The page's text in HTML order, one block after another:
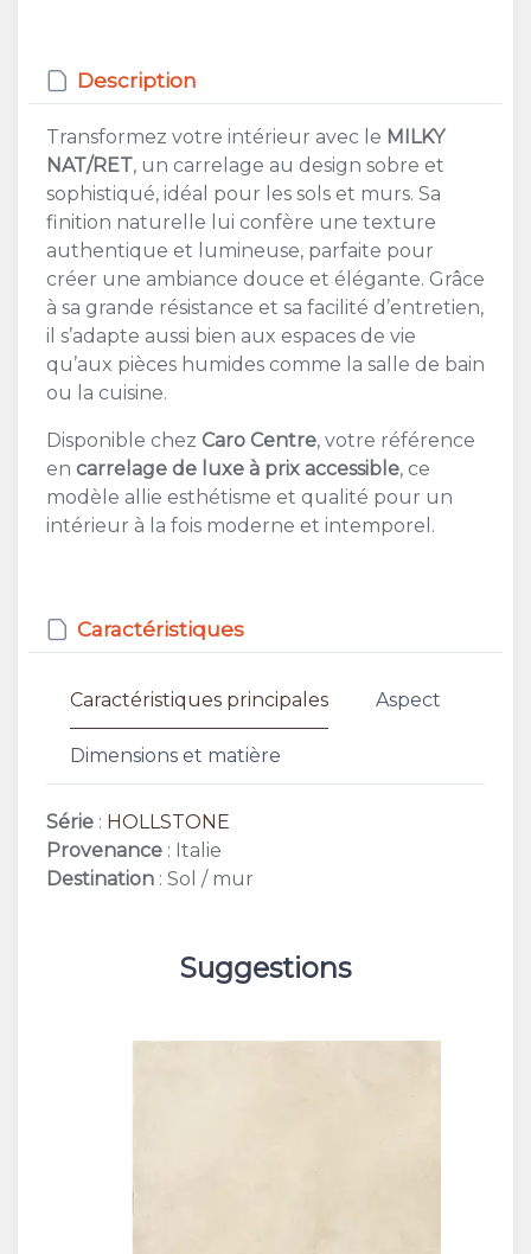
Description
Transformez votre intérieur avec le MILKY
NAT/RET, un carrelage au design sobre et
sophistiqué, idéal pour les sols et murs. Sa
finition naturelle lui confère une texture
authentique et lumineuse, parfaite pour
créer une ambiance douce et élégante. Grâce
à sa grande résistance et sa facilité d’entretien,
il s’adapte aussi bien aux espaces de vie
qu’aux pièces humides comme la salle de bain
ou la cuisine.
Disponible chez Caro Centre, votre référence
en carrelage de luxe à prix accessible, ce
modèle allie esthétisme et qualité pour un
intérieur à la fois moderne et intemporel.
Caractéristiques
Caractéristiques principales Aspect
Dimensions et matière
Série : HOLLSTONE
Provenance : Italie
Destination : Sol / mur
Suggestions